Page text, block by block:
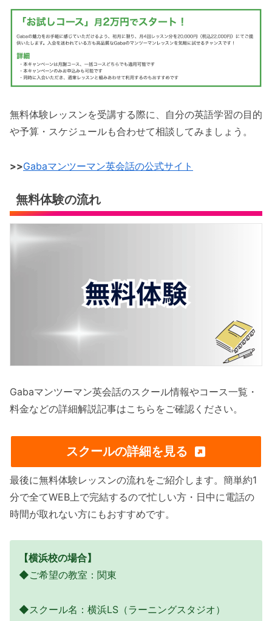
無料体験レッスンを受講する際に、自分の英語学習の目的
や予算・スケジュールも合わせて相談してみましょう。
>>Gabaマンツーマン英会話の公式サイト
無料体験の流れ
Gabaマンツーマン英会話のスクール情報やコース一覧・
料金などの詳細解説記事はこちらをご確認ください。
スクールの詳細を見る
最後に無料体験レッスンの流れをご紹介します。簡単約1
分で全てWEB上で完結するので忙しい方・日中に電話の
時間が取れない方にもおすすめです。
【横浜校の場合】
◆ご希望の教室：関東
◆スクール名：横浜LS（ラーニングスタジオ）